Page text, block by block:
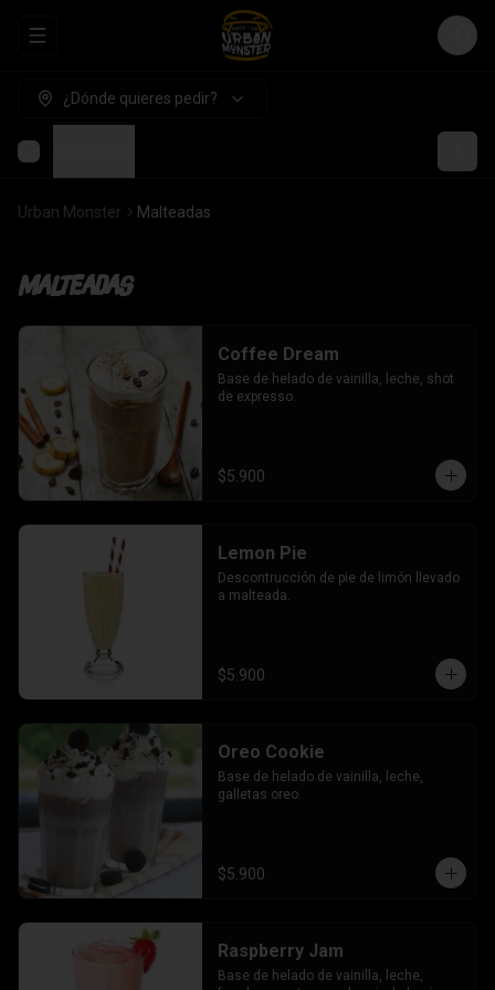
Abrir menu de navegación Login
¿Dónde quieres pedir?
Urban Monster Malteadas
Malteadas
Coffee Dream
Base de helado de vainilla, leche, shot
de expresso.
$5.900
Lemon Pie
Descontrucción de pie de limón llevado
a malteada.
$5.900
Oreo Cookie
Base de helado de vainilla, leche,
galletas oreo.
$5.900
Raspberry Jam
Base de helado de vainilla, leche,